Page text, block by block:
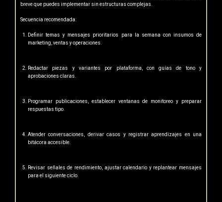
breve que puedes implementar sin estructuras complejas.
Secuencia recomendada:
Definir temas y mensajes prioritarios para la semana con insumos de
marketing, ventas y operaciones.
Redactar piezas y variantes por plataforma, con guías de tono y
aprobaciones claras.
Programar publicaciones, establecer ventanas de monitoreo y preparar
respuestas tipo.
Atender conversaciones, derivar casos y registrar aprendizajes en una
bitácora accesible.
Revisar señales de rendimiento, ajustar calendario y replantear mensajes
para el siguiente ciclo.